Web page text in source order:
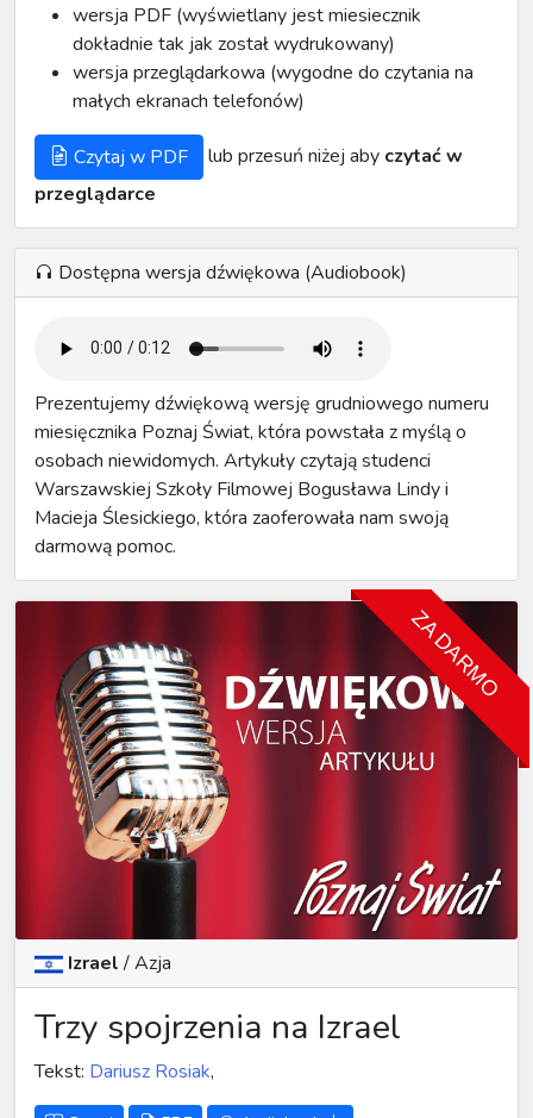
wersja PDF (wyświetlany jest miesiecznik
dokładnie tak jak został wydrukowany)
wersja przeglądarkowa (wygodne do czytania na
małych ekranach telefonów)
Czytaj w PDF lub przesuń niżej aby czytać w
przeglądarce
Dostępna wersja dźwiękowa (Audiobook)
Prezentujemy dźwiękową wersję grudniowego numeru
miesięcznika Poznaj Świat, która powstała z myślą o
osobach niewidomych. Artykuły czytają studenci
Warszawskiej Szkoły Filmowej Bogusława Lindy i
Macieja Ślesickiego, która zaoferowała nam swoją
darmową pomoc.
ZA DARMO
Izrael/Azja
Trzy spojrzenia na Izrael
Tekst: Dariusz Rosiak,